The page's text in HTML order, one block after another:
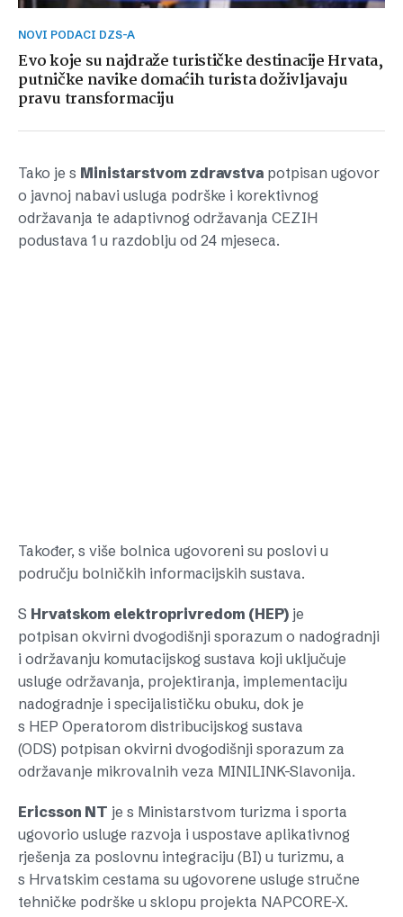
NOVI PODACI DZS-A
Evo koje su najdraže turističke destinacije Hrvata,
putničke navike domaćih turista doživljavaju
pravu transformaciju
Tako je s Ministarstvom zdravstva potpisan ugovor
o javnoj nabavi usluga podrške i korektivnog
održavanja te adaptivnog održavanja CEZIH
podustava 1 u razdoblju od 24 mjeseca.
Također, s više bolnica ugovoreni su poslovi u
području bolničkih informacijskih sustava.
S Hrvatskom elektroprivredom (HEP) je
potpisan okvirni dvogodišnji sporazum o nadogradnji
i održavanju komutacijskog sustava koji uključuje
usluge održavanja, projektiranja, implementaciju
nadogradnje i specijalističku obuku, dok je
s HEP Operatorom distribucijskog sustava
(ODS) potpisan okvirni dvogodišnji sporazum za
održavanje mikrovalnih veza MINILINK-Slavonija.
Ericsson NT je s Ministarstvom turizma i sporta
ugovorio usluge razvoja i uspostave aplikativnog
rješenja za poslovnu integraciju (BI) u turizmu, a
s Hrvatskim cestama su ugovorene usluge stručne
tehničke podrške u sklopu projekta NAPCORE-X.